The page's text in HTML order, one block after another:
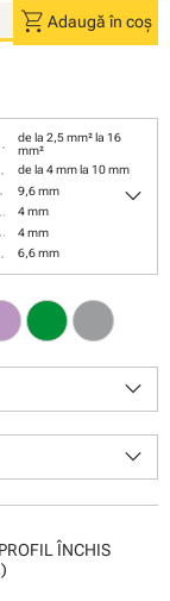
shopping_cart Adaugă în coș
de la 2,5 mm² la 16
mm²
de la 4 mm la 10 mm
9,6 mm
4 mm
4 mm
6,6 mm
keyboard_arrow_down
keyboard_arrow_down
keyboard_arrow_down
ÎNCHIS